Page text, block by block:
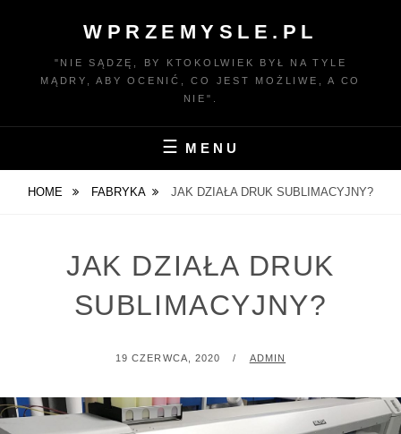
WPRZEMYSLE.PL
"NIE SĄDZĘ, BY KTOKOLWIEK BYŁ NA TYLE
MĄDRY, ABY OCENIĆ, CO JEST MOŻLIWE, A CO
NIE".
MENU
HOME FABRYKA JAK DZIAŁA DRUK SUBLIMACYJNY?
JAK DZIAŁA DRUK
SUBLIMACYJNY?
POSTED
19 CZERWCA, 2020 BY
ADMIN